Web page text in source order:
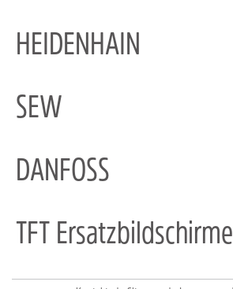
HEIDENHAIN
SEW
DANFOSS
TFT Ersatzbildschirme